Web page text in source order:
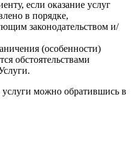
если оказание услуг
в порядке,
законодательством и/
(особенности)
обстоятельствами
можно обратившись в